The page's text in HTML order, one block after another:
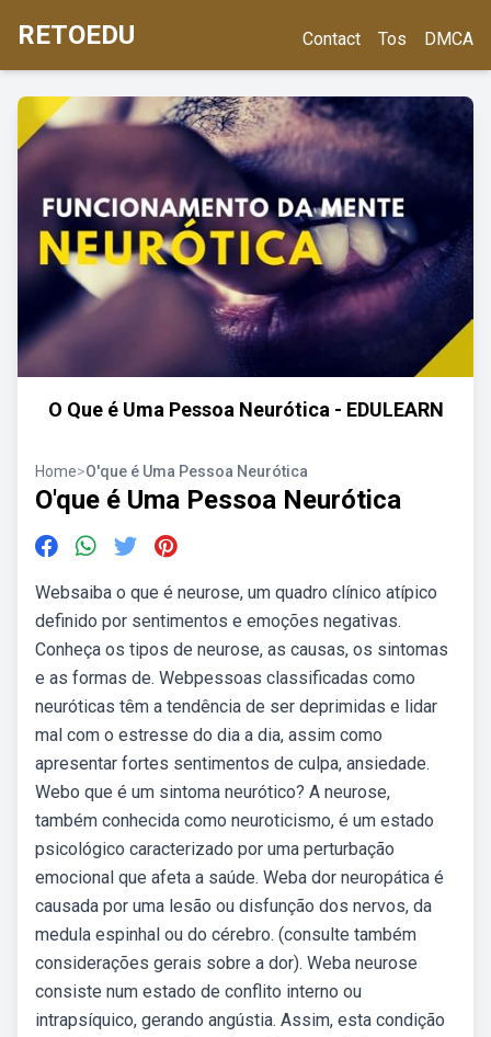
RETOEDU Contact Tos DMCA
O Que é Uma Pessoa Neurótica - EDULEARN
Home>O'que é Uma Pessoa Neurótica
O'que é Uma Pessoa Neurótica
Websaiba o que é neurose, um quadro clínico atípico
definido por sentimentos e emoções negativas.
Conheça os tipos de neurose, as causas, os sintomas
e as formas de. Webpessoas classificadas como
neuróticas têm a tendência de ser deprimidas e lidar
mal com o estresse do dia a dia, assim como
apresentar fortes sentimentos de culpa, ansiedade.
Webo que é um sintoma neurótico? A neurose,
também conhecida como neuroticismo, é um estado
psicológico caracterizado por uma perturbação
emocional que afeta a saúde. Weba dor neuropática é
causada por uma lesão ou disfunção dos nervos, da
medula espinhal ou do cérebro. (consulte também
considerações gerais sobre a dor). Weba neurose
consiste num estado de conflito interno ou
intrapsíquico, gerando angústia. Assim, esta condição